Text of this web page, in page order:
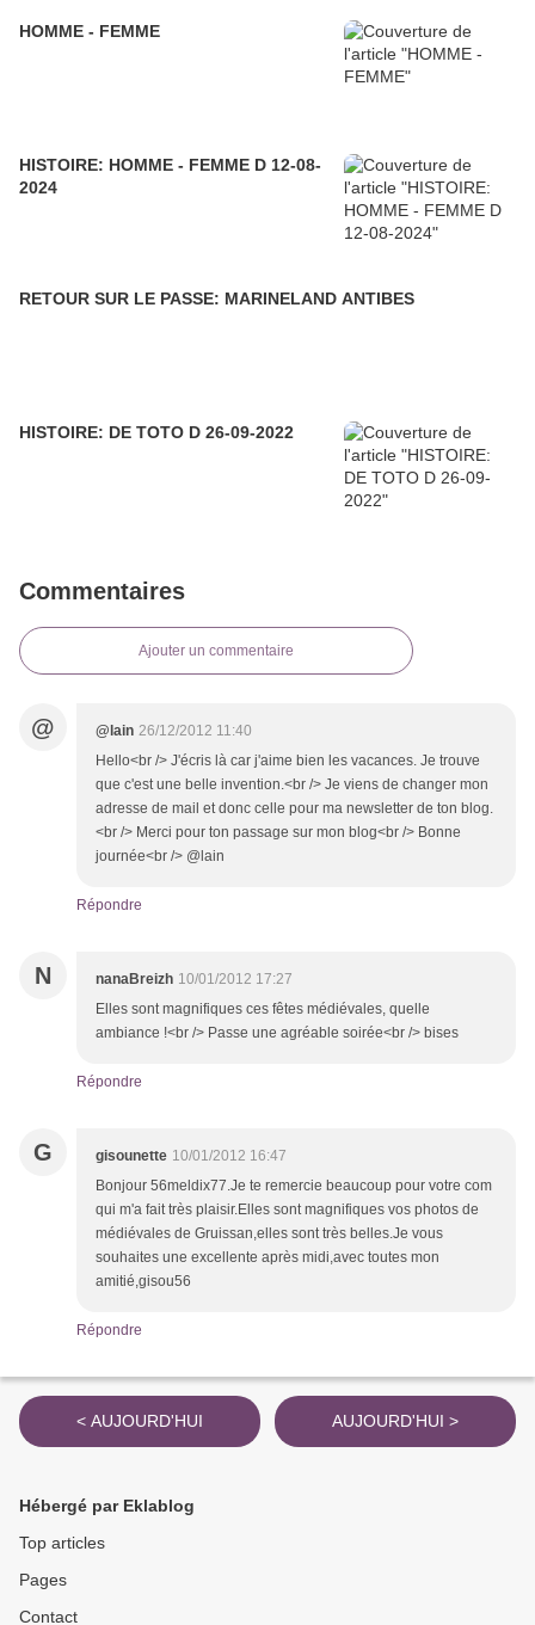
HOMME - FEMME
HISTOIRE: HOMME - FEMME D 12-08-
2024
RETOUR SUR LE PASSE: MARINELAND ANTIBES
HISTOIRE: DE TOTO D 26-09-2022
Commentaires
Ajouter un commentaire
@ @lain 26/12/2012 11:40
Hello<br /> J'écris là car j'aime bien les vacances. Je trouve
que c'est une belle invention.<br /> Je viens de changer mon
adresse de mail et donc celle pour ma newsletter de ton blog.
<br /> Merci pour ton passage sur mon blog<br /> Bonne
journée<br /> @lain
Répondre
N nanaBreizh 10/01/2012 17:27
Elles sont magnifiques ces fêtes médiévales, quelle
ambiance !<br /> Passe une agréable soirée<br /> bises
Répondre
G gisounette 10/01/2012 16:47
Bonjour 56meldix77.Je te remercie beaucoup pour votre com
qui m'a fait très plaisir.Elles sont magnifiques vos photos de
médiévales de Gruissan,elles sont très belles.Je vous
souhaites une excellente après midi,avec toutes mon
amitié,gisou56
Répondre
< AUJOURD'HUI AUJOURD'HUI >
Hébergé par Eklablog
Top articles
Pages
Contact